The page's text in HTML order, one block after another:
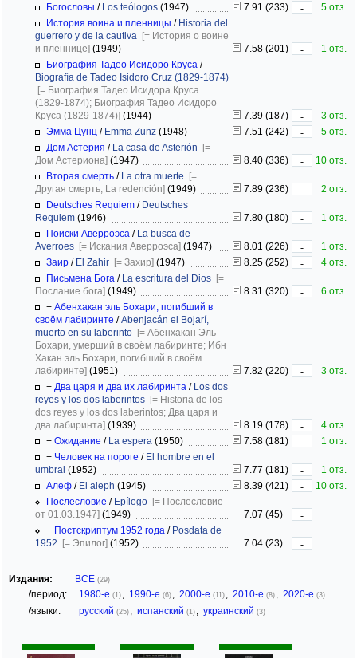
Богословы / Los teólogos (1947) 7.91 (233) -
5 отз.
История воина и пленницы / Historia del
guerrero y de la cautiva [= История о воине
и пленнице] (1949) 7.58 (201) -
1 отз.
Биография Тадео Исидоро Круса /
Biografía de Tadeo Isidoro Cruz (1829-1874)
[= Биография Тадео Исидора Круса
(1829-1874); Биография Тадео Исидоро
Круса (1829-1874)] (1944) 7.39 (187) -
3 отз.
Эмма Цунц / Emma Zunz (1948) 7.51 (242) -
5 отз.
Дом Астерия / La casa de Asterión [=
Дом Астериона] (1947) 8.40 (336) -
10 отз.
Вторая смерть / La otra muerte [=
Другая смерть; La redención] (1949) 7.89 (236) -
2 отз.
Deutsches Requiem / Deutsches
Requiem (1946) 7.80 (180) -
1 отз.
Поиски Аверроэса / La busca de
Averroes [= Искания Аверроэса] (1947) 8.01 (226) -
1 отз.
Заир / El Zahir [= Захир] (1947) 8.25 (252) -
4 отз.
Письмена Бога / La escritura del Dios [=
Послание бога] (1949) 8.31 (320) -
6 отз.
+ Абенхакан эль Бохари, погибший в
своём лабиринте /Abenjacán el Bojarí,
muerto en su laberinto [= Абенхакан Эль-
Бохари, умерший в своём лабиринте; Ибн
Хакан эль Бохари, погибший в своём
лабиринте] (1951) 7.82 (220) -
3 отз.
+ Два царя и два их лабиринта / Los dos
reyes y los dos laberintos [= Historia de los
dos reyes y los dos laberintos; Два царя и
два лабиринта] (1939) 8.19 (178) -
4 отз.
+ Ожидание / La espera (1950) 7.58 (181) -
1 отз.
+ Человек на пороге / El hombre en el
umbral (1952) 7.77 (181) -
1 отз.
Алеф / El aleph (1945) 8.39 (421) -
10 отз.
Послесловие / Epílogo [= Послесловие
от 01.03.1947] (1949) 7.07 (45)
-
+ Постскриптум 1952 года / Posdata de
1952 [= Эпилог] (1952) 7.04 (23) -
Издания: ВСЕ (29)
/период: 1980-е (1) 1990-е (6) 2000-е (11) 2010-е (8) 2020-е (3)
/языки: русский (25) испанский (1) украинский (3)